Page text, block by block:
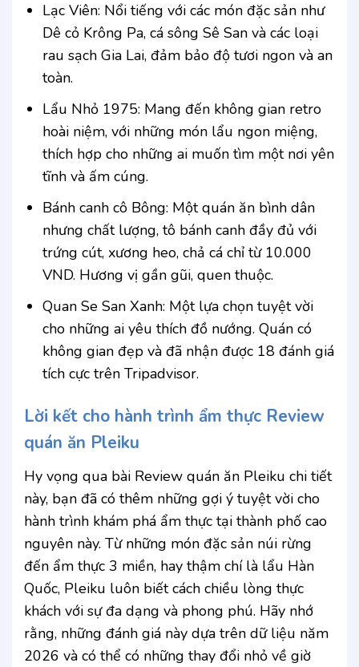
Lạc Viên: Nổi tiếng với các món đặc sản như
Dê cỏ Krông Pa, cá sông Sê San và các loại
rau sạch Gia Lai, đảm bảo độ tươi ngon và an
toàn.
Lẩu Nhỏ 1975: Mang đến không gian retro
hoài niệm, với những món lẩu ngon miệng,
thích hợp cho những ai muốn tìm một nơi yên
tĩnh và ấm cúng.
Bánh canh cô Bông: Một quán ăn bình dân
nhưng chất lượng, tô bánh canh đầy đủ với
trứng cút, xương heo, chả cá chỉ từ 10.000
VND. Hương vị gần gũi, quen thuộc.
Quan Se San Xanh: Một lựa chọn tuyệt vời
cho những ai yêu thích đồ nướng. Quán có
không gian đẹp và đã nhận được 18 đánh giá
tích cực trên Tripadvisor.
Lời kết cho hành trình ẩm thực Review
quán ăn Pleiku
Hy vọng qua bài Review quán ăn Pleiku chi tiết
này, bạn đã có thêm những gợi ý tuyệt vời cho
hành trình khám phá ẩm thực tại thành phố cao
nguyên này. Từ những món đặc sản núi rừng
đến ẩm thực 3 miền, hay thậm chí là lẩu Hàn
Quốc, Pleiku luôn biết cách chiều lòng thực
khách với sự đa dạng và phong phú. Hãy nhớ
rằng, những đánh giá này dựa trên dữ liệu năm
2026 và có thể có những thay đổi nhỏ về giờ